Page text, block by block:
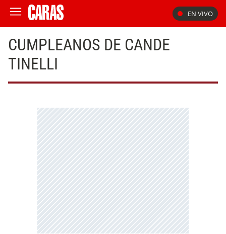
EN VIVO
CUMPLEANOS DE CANDE
TINELLI